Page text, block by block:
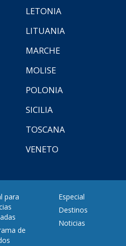
LETONIA
LITUANIA
MARCHE
MOLISE
POLONIA
SICILIA
TOSCANA
VENETO
para
de
Especial
Destinos
Noticias